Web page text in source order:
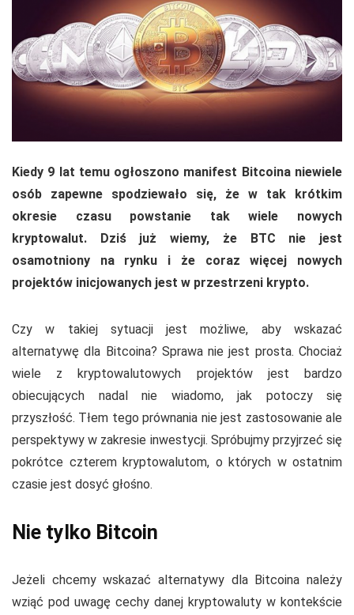
Kiedy 9 lat temu ogłoszono manifest Bitcoina niewiele
osób zapewne spodziewało się, że w tak krótkim
okresie czasu powstanie tak wiele nowych
kryptowalut. Dziś już wiemy, że BTC nie jest
osamotniony na rynku i że coraz więcej nowych
projektów inicjowanych jest w przestrzeni krypto.
Czy w takiej sytuacji jest możliwe, aby wskazać
alternatywę dla Bitcoina? Sprawa nie jest prosta. Chociaż
wiele z kryptowalutowych projektów jest bardzo
obiecujących nadal nie wiadomo, jak potoczy się
przyszłość. Tłem tego prównania nie jest zastosowanie ale
perspektywy w zakresie inwestycji. Spróbujmy przyjrzeć się
pokrótce czterem kryptowalutom, o których w ostatnim
czasie jest dosyć głośno.
Nie tylko Bitcoin
Jeżeli chcemy wskazać alternatywy dla Bitcoina należy
wziąć pod uwagę cechy danej kryptowaluty w kontekście